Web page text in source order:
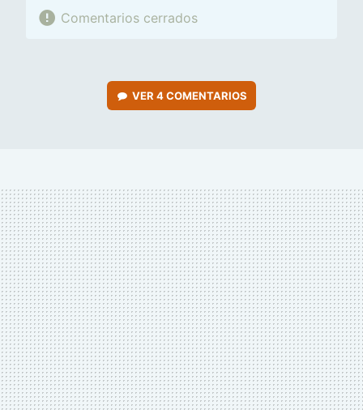
Comentarios cerrados
VER 4 COMENTARIOS